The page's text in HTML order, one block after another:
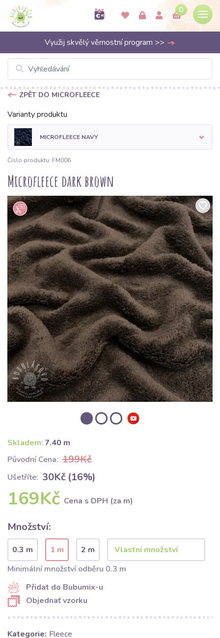
0
Využij skvělý věrnostní program >>
ZPĚT DO MICROFLEECE
Varianty produktu
MICROFLEECE NAVY
Číslo produktu: FM006
Microfleece dark brown
Skladem: 7.40 m
Původní Cena: 199Kč
Ušetříte: 30Kč (16%)
169Kč Cena s DPH (za m)
Množství:
0.3 m 1 m
2 m
Minimální množství odběru 0.3 m
Přidat do Bubumix-u
Objednať vzorku
Kategorie: Fleece